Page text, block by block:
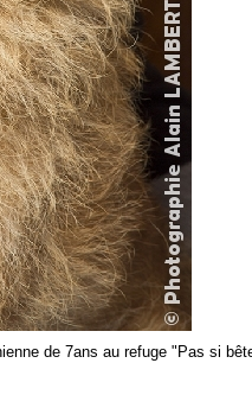
de 7ans au refuge "Pas si